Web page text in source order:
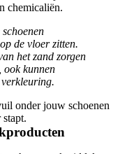
chemicaliën.
de vloer zitten.
het zand zorgen
ook kunnen
onder jouw schoenen